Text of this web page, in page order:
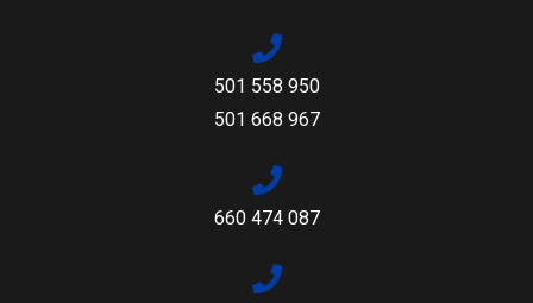
501 558 950
501 668 967
660 474 087